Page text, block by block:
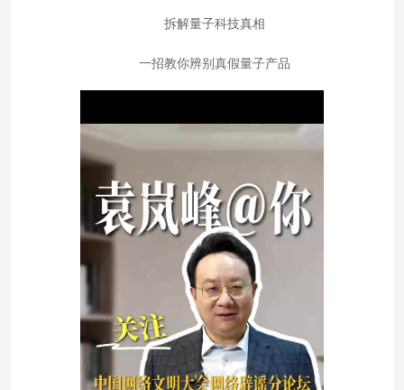
拆解量子科技真相
一招教你辨别真假量子产品